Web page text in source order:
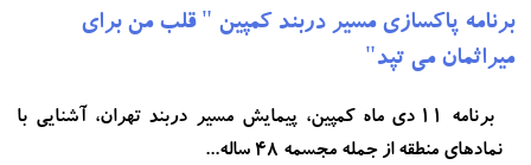
برنامه پاکسازی مسیر دربند کمپین " قلب من برای
میراثمان می تپد"
برنامه 11 دی ماه کمپین، پیمایش مسیر دربند تهران، آشنایی با
نمادهای منطقه از جمله مجسمه 48 ساله...